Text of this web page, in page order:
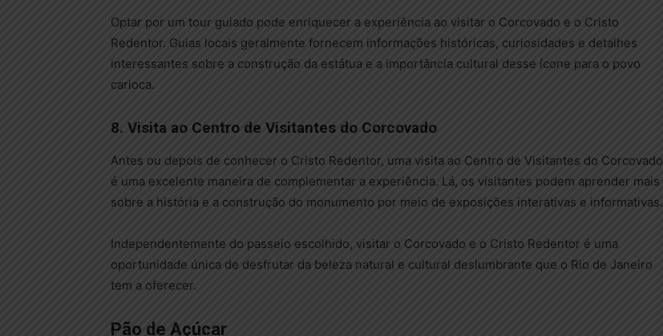
Optar por um tour guiado pode enriquecer a experiência ao visitar o Corcovado e o Cristo
Redentor. Guias locais geralmente fornecem informações históricas, curiosidades e detalhes
interessantes sobre a construção da estátua e a importância cultural desse ícone para o povo
carioca.
8. Visita ao Centro de Visitantes do Corcovado
Antes ou depois de conhecer o Cristo Redentor, uma visita ao Centro de Visitantes do Corcovado
é uma excelente maneira de complementar a experiência. Lá, os visitantes podem aprender mais
sobre a história e a construção do monumento por meio de exposições interativas e informativas.
Independentemente do passeio escolhido, visitar o Corcovado e o Cristo Redentor é uma
oportunidade única de desfrutar da beleza natural e cultural deslumbrante que o Rio de Janeiro
tem a oferecer.
Pão de Açúcar